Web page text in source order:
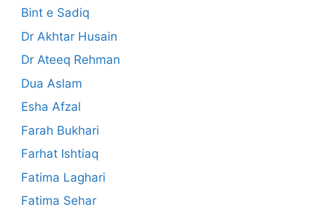
Bint e Sadiq
Dr Akhtar Husain
Dr Ateeq Rehman
Dua Aslam
Esha Afzal
Farah Bukhari
Farhat Ishtiaq
Fatima Laghari
Fatima Sehar